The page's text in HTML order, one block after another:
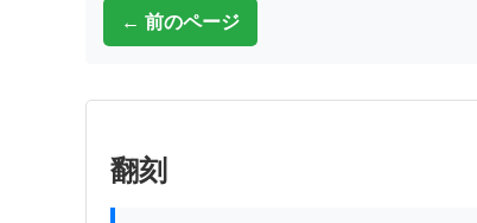
← 前のページ
翻刻